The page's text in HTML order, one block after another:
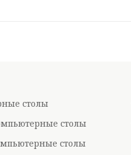
столы
столы
столы